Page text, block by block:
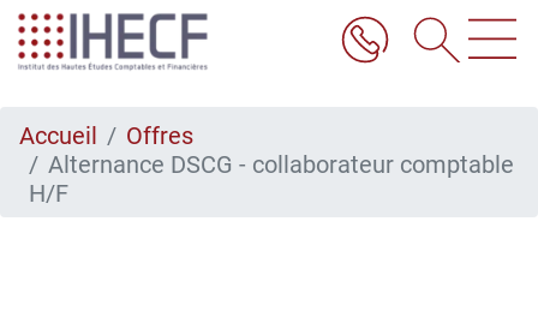
Aller
au
contenu
Accueil
Offres
Alternance DSCG - collaborateur comptable
H/F